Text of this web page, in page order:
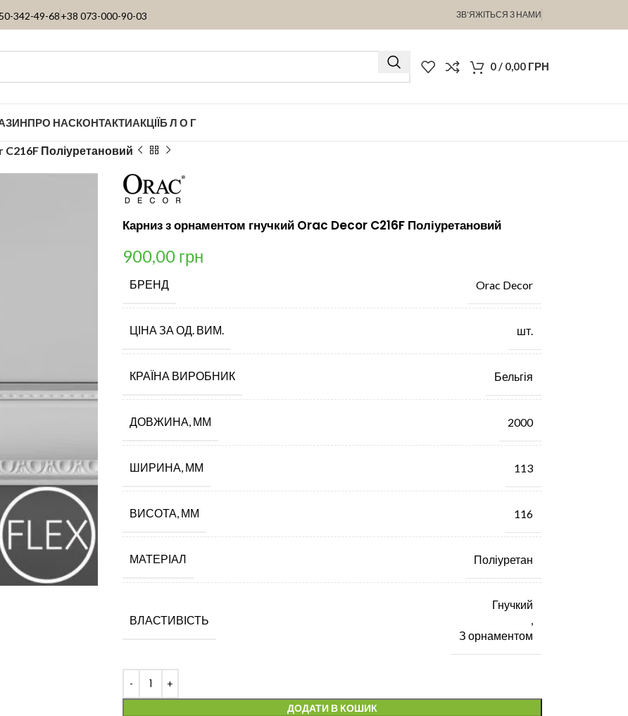
342-49-68+38 073-000-90-03 ЗВ’ЯЖІТЬСЯ З НАМИ
0/ 0,00 ГРН
ПРО НАСКОНТАКТИАКЦІЇБ Л О Г
Поліуретановий
Карниз з орнаментом гнучкий Orac Decor C216F Поліуретановий
900,00 грн
БРЕНД Orac Decor
ЦІНА ЗА ОД. ВИМ. шт.
КРАЇНА ВИРОБНИК Бельгія
ДОВЖИНА, ММ 2000
ШИРИНА, ММ 113
ВИСОТА, ММ 116
МАТЕРІАЛ Поліуретан
ВЛАСТИВІСТЬ
Гнучкий
,
З орнаментом
ДОДАТИ В КОШИК